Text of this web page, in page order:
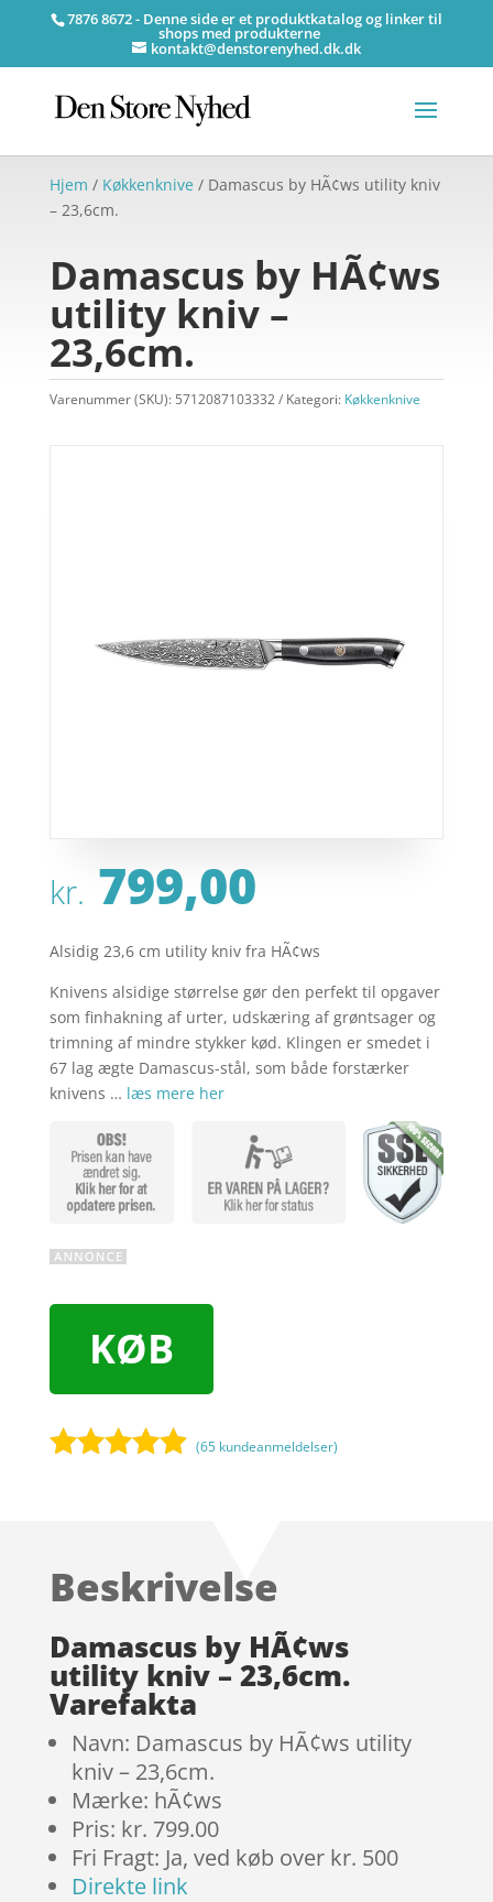
7876 8672 - Denne side er et produktkatalog og linker til
shops med produkterne
kontakt@denstorenyhed.dk.dk
Hjem / Køkkenknive / Damascus by HÃ¢ws utility kniv
– 23,6cm.
Damascus by HÃ¢ws
utility kniv –
23,6cm.
Varenummer (SKU): 5712087103332 Kategori: Køkkenknive
kr. 799,00
Alsidig 23,6 cm utility kniv fra HÃ¢ws
Knivens alsidige størrelse gør den perfekt til opgaver
som finhakning af urter, udskæring af grøntsager og
trimning af mindre stykker kød. Klingen er smedet i
67 lag ægte Damascus-stål, som både forstærker
knivens … læs mere her
KØB
kundebedø
(65 kundeanmeldelser)
Beskrivelse
Damascus by HÃ¢ws
utility kniv – 23,6cm.
Varefakta
Navn: Damascus by HÃ¢ws utility
kniv – 23,6cm.
Mærke: hÃ¢ws
Pris: kr. 799.00
Fri Fragt: Ja, ved køb over kr. 500
Direkte link